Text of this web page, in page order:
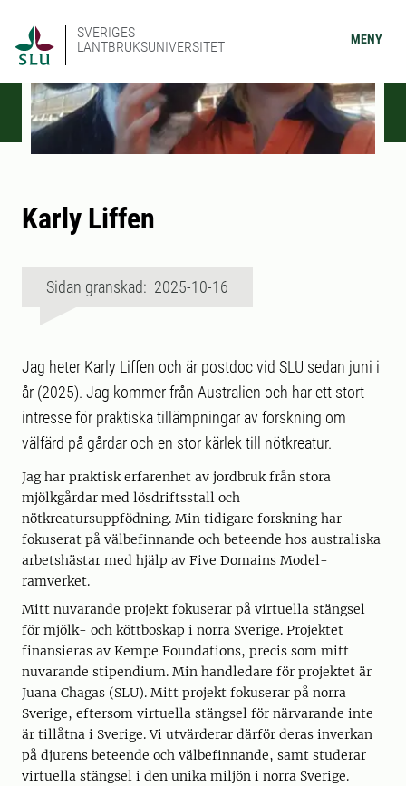
SVERIGES
LANTBRUKSUNIVERSITET
MENY
Karly Liffen
Sidan granskad: 2025-10-16
Jag heter Karly Liffen och är postdoc vid SLU sedan juni i
år (2025). Jag kommer från Australien och har ett stort
intresse för praktiska tillämpningar av forskning om
välfärd på gårdar och en stor kärlek till nötkreatur.
Jag har praktisk erfarenhet av jordbruk från stora
mjölkgårdar med lösdriftsstall och
nötkreatursuppfödning. Min tidigare forskning har
fokuserat på välbefinnande och beteende hos australiska
arbetshästar med hjälp av Five Domains Model-
ramverket.
Mitt nuvarande projekt fokuserar på virtuella stängsel
för mjölk- och köttboskap i norra Sverige. Projektet
finansieras av Kempe Foundations, precis som mitt
nuvarande stipendium. Min handledare för projektet är
Juana Chagas (SLU). Mitt projekt fokuserar på norra
Sverige, eftersom virtuella stängsel för närvarande inte
är tillåtna i Sverige. Vi utvärderar därför deras inverkan
på djurens beteende och välbefinnande, samt studerar
virtuella stängsel i den unika miljön i norra Sverige.